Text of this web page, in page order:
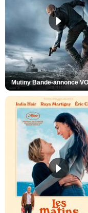
Mutiny Bande-annonce